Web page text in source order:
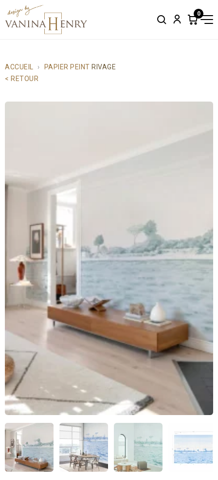
SearchAccount
0
Items
ACCUEIL PAPIER PEINT RIVAGE
< RETOUR